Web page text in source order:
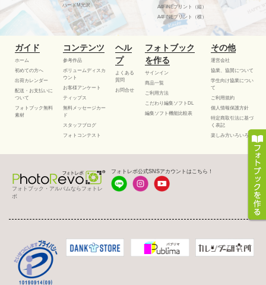
ハードM光沢
A4FINEプリント（縦）
A4FINEプリント（横）
ガイド
ホーム
初めての方へ
出荷カレンダー
配送・お支払いに
ついて
フォトブック無料
素材
コンテンツ
参考作品
ボリュームディスカ
ウント
お客様アンケート
ティップス
無料メッセージカー
ド
スタッフブログ
フォトコンテスト
ヘル
プ
よくある
質問
お問合せ
フォトブック
を作る
サインイン
商品一覧
ご利用方法
こだわり編集ソフトDL
編集ソフト機能比較表
その他
運営会社
協業、協賛について
学生向け協業につい
て
ご利用規約
個人情報保護方針
特定商取引法に基づ
く表記
楽しみ方いろいろ
フォトブック・アルバムならフォトレ
ボ
フォトレボ公式SNSアカウントはこちら！